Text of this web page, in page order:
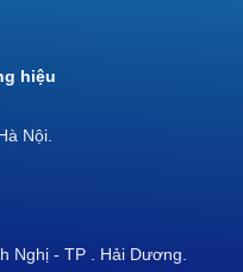
hiệu
Nội.
Nghị - TP . Hải Dương.